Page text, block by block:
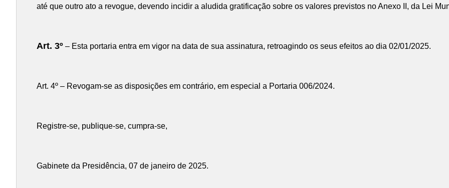
até que outro ato a revogue, devendo incidir a aludida gratificação sobre os valores previstos no Anexo II, da Lei
Art. 3º – Esta portaria entra em vigor na data de sua assinatura, retroagindo os seus efeitos ao dia 02/01/2025.
Art. 4º – Revogam-se as disposições em contrário, em especial a Portaria 006/2024.
Registre-se, publique-se, cumpra-se,
Gabinete da Presidência, 07 de janeiro de 2025.